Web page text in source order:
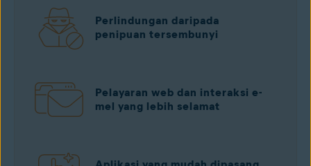
Perlindungan daripada
penipuan tersembunyi
Pelayaran web dan interaksi e-
mel yang lebih selamat